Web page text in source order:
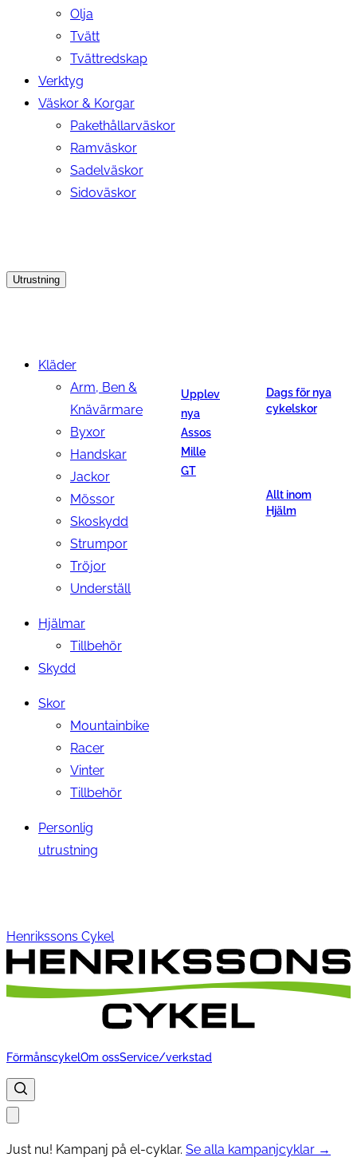
Olja
Tvätt
Tvättredskap
Verktyg
Väskor & Korgar
Pakethållarväskor
Ramväskor
Sadelväskor
Sidoväskor
Utrustning
Kläder
Arm, Ben &
Knävärmare
Byxor
Handskar
Jackor
Mössor
Skoskydd
Strumpor
Tröjor
Underställ
Hjälmar
Tillbehör
Skydd
Skor
Mountainbike
Racer
Vinter
Tillbehör
Personlig
utrustning
Upplev
nya
Assos
Mille
GT
Dags för nya
cykelskor
Allt inom
Hjälm
Henrikssons Cykel
FörmånscykelOm ossService/verkstad
Just nu! Kampanj på el-cyklar. Se alla kampanjcyklar →